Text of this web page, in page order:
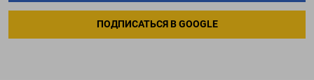
ПОДПИСАТЬСЯ В GOOGLE